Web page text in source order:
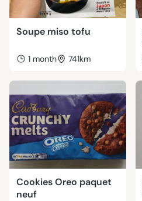
Soupe miso tofu
1 month 741km
Cookies Oreo paquet
neuf